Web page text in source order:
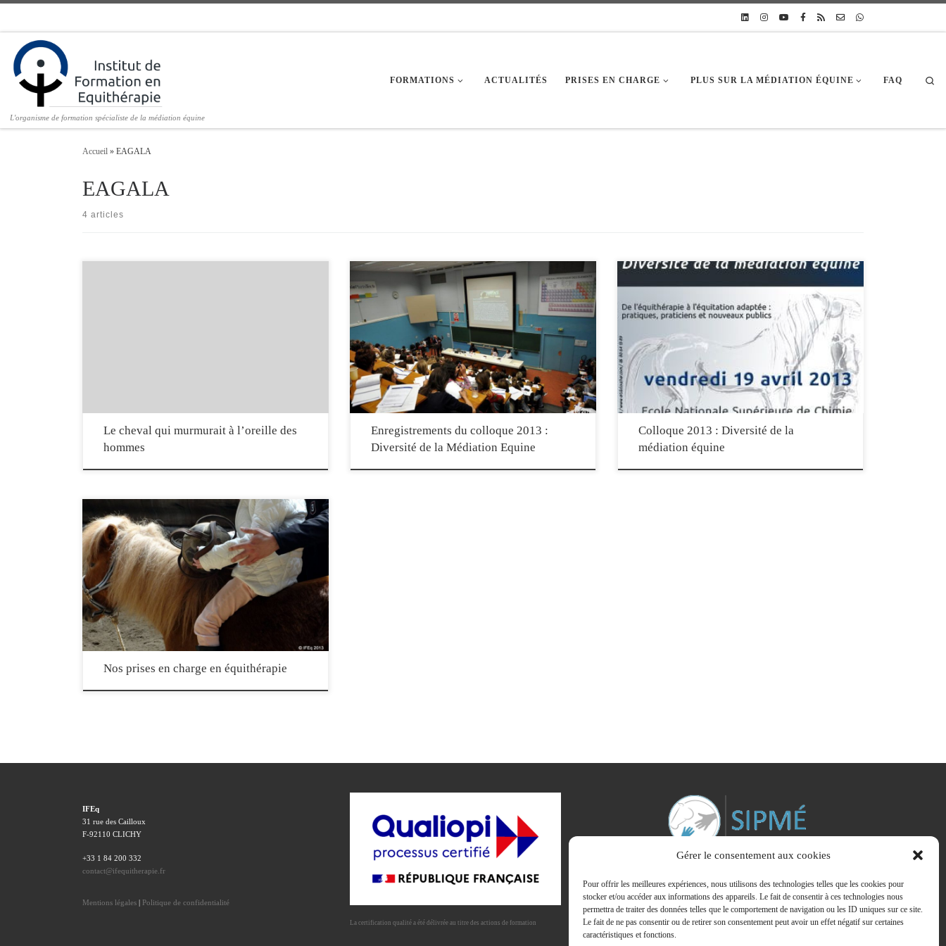
Gérer le consentement aux cookies
Pour offrir les meilleures expériences, nous utilisons des technologies telles que les cookies pour
stocker et/ou accéder aux informations des appareils. Le fait de consentir à ces technologies nous
permettra de traiter des données telles que le comportement de navigation ou les ID uniques sur ce site.
Le fait de ne pas consentir ou de retirer son consentement peut avoir un effet négatif sur certaines
caractéristiques et fonctions.
L'organisme de formation spécialiste de la médiation équine
FORMATIONS ACTUALITÉS PRISES EN CHARGE PLUS SUR LA MÉDIATION ÉQUINE FAQ
Accueil » EAGALA
EAGALA
4 articles
Le cheval qui murmurait à l’oreille des
hommes
Retrouvez les enregistrements du colloque « Diversité de la
médiation équine » organisé par l’Institut de Formation en
Equithérapie le 19 avril 2013 à Paris – ENSCP Vous pouvez
naviguer entre les enregistrements avec le bouton « Playlist »
Enregistrements du colloque 2013 :
Diversité de la Médiation Equine
L’IFEq organise son 1er colloque national : Diversité de la médiation
équine qui se tiendra le vendredi 19 avril 2013 à Paris. La médiation
équine regroupe un ensemble de pratiques et de praticiens variés
ayant pour point commun de mettre en relation un public en
difficulté avec des chevaux, dans […]
Colloque 2013 : Diversité de la
médiation équine
Nos prises en charge en équithérapie
IFEq
31 rue des Cailloux
F-92110 CLICHY
+33 1 84 200 332
contact@ifequitherapie.fr
Mentions légales | Politique de confidentialité
La certification qualité a été délivrée au titre des actions de formation
Membre du Syndicat Interprofessionnel des Praticiens de la Médiation
Equine